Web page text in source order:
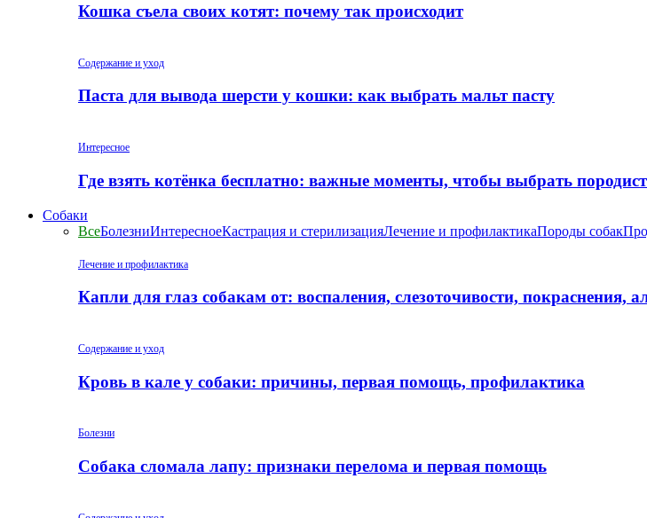
Кошка съела своих котят: почему так происходит
Содержание и уход
Паста для вывода шерсти у кошки: как выбрать мальт пасту
Интересное
Где взять котёнка бесплатно: важные моменты, чтобы выбрать
Собаки
ВсеБолезниИнтересноеКастрация и стерилизацияЛечение и профилактикаПороды собак
Лечение и профилактика
Капли для глаз собакам от: воспаления, слезоточивости, покраснения,
Содержание и уход
Кровь в кале у собаки: причины, первая помощь, профилактика
Болезни
Собака сломала лапу: признаки перелома и первая помощь